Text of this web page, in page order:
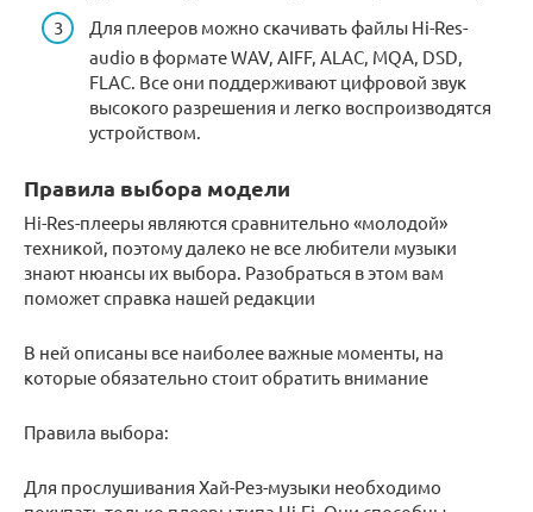
Для плееров можно скачивать файлы Hi-Res-
audio в формате WAV, AIFF, ALAC, MQA, DSD,
FLAC. Все они поддерживают цифровой звук
высокого разрешения и легко воспроизводятся
устройством.
Правила выбора модели
Hi-Res-плееры являются сравнительно «молодой»
техникой, поэтому далеко не все любители музыки
знают нюансы их выбора. Разобраться в этом вам
поможет справка нашей редакции
В ней описаны все наиболее важные моменты, на
которые обязательно стоит обратить внимание
Правила выбора:
Для прослушивания Хай-Рез-музыки необходимо